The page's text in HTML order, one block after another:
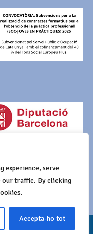
experience, serve
our traffic. By clicking
Accepta-ho tot
Wordpressi Awaken deThemezHut